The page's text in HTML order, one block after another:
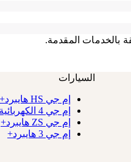
السيارات
إم جي HS هايبرد+
إم جي 4 الكهربائية
إم جي ZS هايبرد+
إم جي 3 هايبرد+